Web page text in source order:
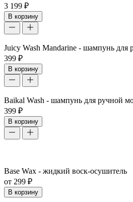
3 199 ₽
В корзину
Juicy Wash Mandarine - шампунь для
399 ₽
В корзину
Baikal Wash - шампунь для ручной
399 ₽
В корзину
Base Wax - жидкий воск-осушитель
от 299 ₽
В корзину